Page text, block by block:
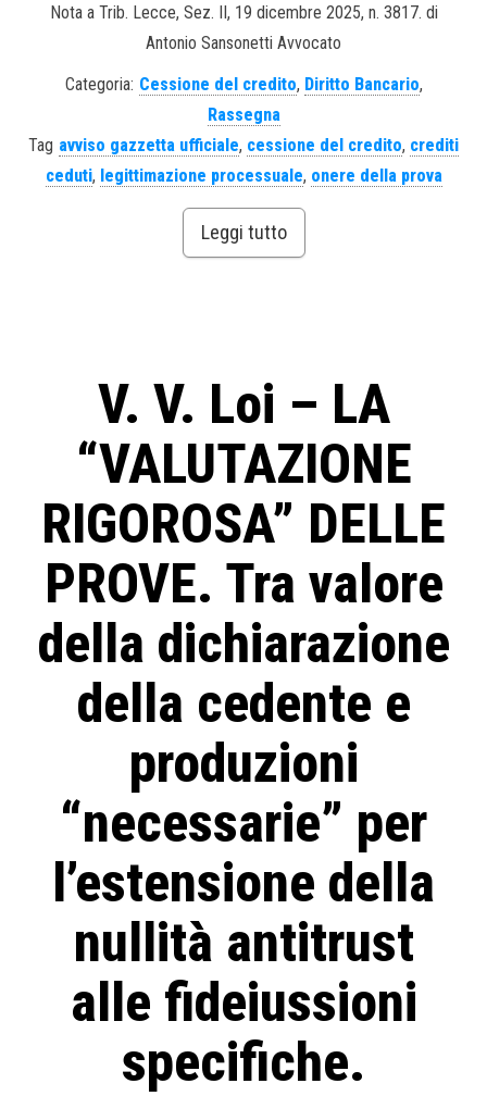
Nota a Trib. Lecce, Sez. II, 19 dicembre 2025, n. 3817. di
Antonio Sansonetti Avvocato
Categoria: Cessione del credito, Diritto Bancario,
Rassegna
Tag avviso gazzetta ufficiale, cessione del credito, crediti
ceduti, legittimazione processuale, onere della prova
Leggi tutto
V. V. Loi – LA
“VALUTAZIONE
RIGOROSA” DELLE
PROVE. Tra valore
della dichiarazione
della cedente e
produzioni
“necessarie” per
l’estensione della
nullità antitrust
alle fideiussioni
specifiche.